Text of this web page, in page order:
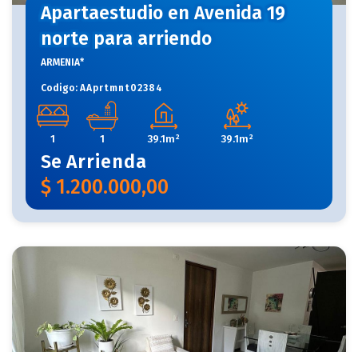
Apartaestudio en Avenida 19
norte para arriendo
ARMENIA*
Codigo: AAprtmnt02384
1 1 39.1m² 39.1m²
Se Arrienda
$ 1.200.000,00